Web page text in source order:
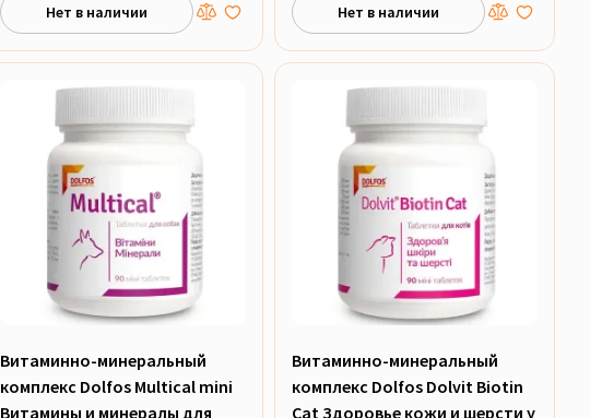
Нет в наличии Нет в наличии
Витаминно-минеральный
комплекс Dolfos Multical mini
Витамины и минералы для
Витаминно-минеральный
комплекс Dolfos Dolvit Biotin
Cat Здоровье кожи и шерсти у